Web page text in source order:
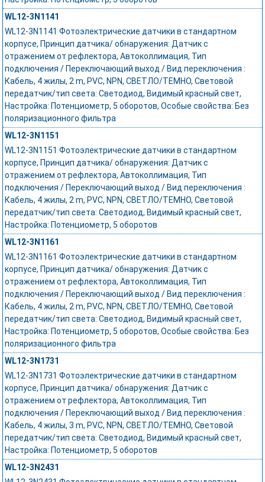
WL12-3N1141
WL12-3N1141 Фотоэлектрические датчики в стандартном
корпусе, Принцип датчика/ обнаружения: Датчик с
отражением от рефлектора, Автоколлимация, Тип
подключения / Переключающий выход / Вид переключения :
Кабель, 4 жилы, 2 m, PVC, NPN, СВЕТЛО/ТЕМНО, Световой
передатчик/тип света: Светодиод, Видимый красный свет,
Настройка: Потенциометр, 5 оборотов, Особые свойства: Без
поляризационного фильтра
WL12-3N1151
WL12-3N1151 Фотоэлектрические датчики в стандартном
корпусе, Принцип датчика/ обнаружения: Датчик с
отражением от рефлектора, Автоколлимация, Тип
подключения / Переключающий выход / Вид переключения :
Кабель, 4 жилы, 2 m, PVC, NPN, СВЕТЛО/ТЕМНО, Световой
передатчик/тип света: Светодиод, Видимый красный свет,
Настройка: Потенциометр, 5 оборотов
WL12-3N1161
WL12-3N1161 Фотоэлектрические датчики в стандартном
корпусе, Принцип датчика/ обнаружения: Датчик с
отражением от рефлектора, Автоколлимация, Тип
подключения / Переключающий выход / Вид переключения :
Кабель, 4 жилы, 2 m, PVC, NPN, СВЕТЛО/ТЕМНО, Световой
передатчик/тип света: Светодиод, Видимый красный свет,
Настройка: Потенциометр, 5 оборотов, Особые свойства: Без
поляризационного фильтра
WL12-3N1731
WL12-3N1731 Фотоэлектрические датчики в стандартном
корпусе, Принцип датчика/ обнаружения: Датчик с
отражением от рефлектора, Автоколлимация, Тип
подключения / Переключающий выход / Вид переключения :
Кабель, 4 жилы, 3 m, PVC, NPN, СВЕТЛО/ТЕМНО, Световой
передатчик/тип света: Светодиод, Видимый красный свет,
Настройка: Потенциометр, 5 оборотов
WL12-3N2431